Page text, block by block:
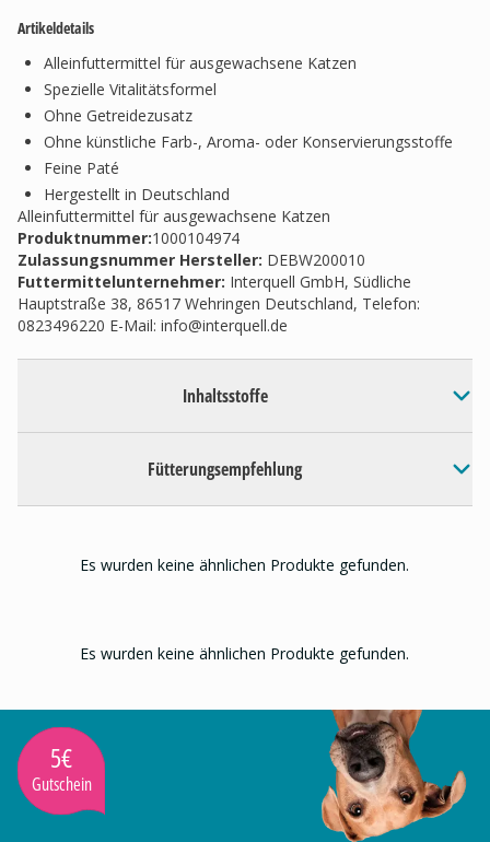
Artikeldetails
Alleinfuttermittel für ausgewachsene Katzen
Spezielle Vitalitätsformel
Ohne Getreidezusatz
Ohne künstliche Farb-, Aroma- oder Konservierungsstoffe
Feine Paté
Hergestellt in Deutschland
Alleinfuttermittel für ausgewachsene Katzen
Produktnummer:1000104974
Zulassungsnummer Hersteller: DEBW200010
Futtermittelunternehmer: Interquell GmbH, Südliche
Hauptstraße 38, 86517 Wehringen Deutschland, Telefon:
0823496220 E-Mail: info@interquell.de
Inhaltsstoffe
Fütterungsempfehlung
Es wurden keine ähnlichen Produkte gefunden.
Es wurden keine ähnlichen Produkte gefunden.
5€
Gutschein